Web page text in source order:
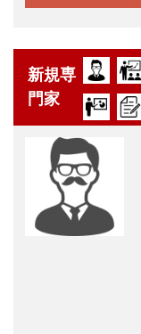
新規専
門家